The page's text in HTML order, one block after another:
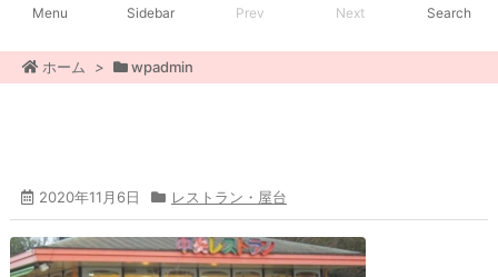
Menu Sidebar Prev Next Search
ホーム > wpadmin
2020年11月6日 レストラン・屋台